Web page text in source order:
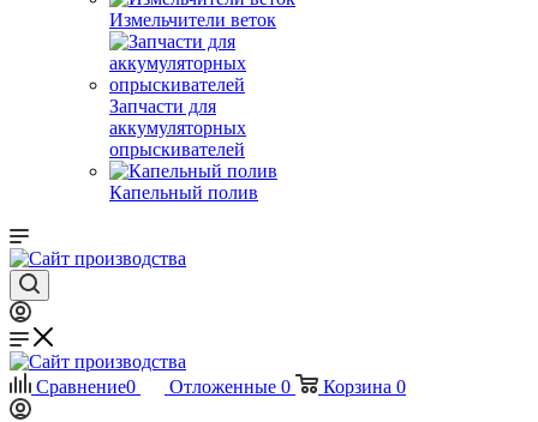
Измельчители веток
Запчасти для
аккумуляторных
опрыскивателей
Капельный полив
Сравнение0 Отложенные 0 Корзина 0